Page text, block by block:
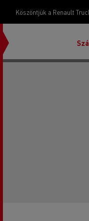
Köszöntjük a Renault